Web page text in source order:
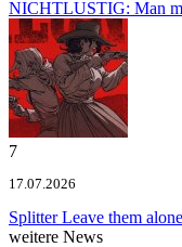
NICHTLUSTIG: Man
7
17.07.2026
SplitterLeave them alone
weitere News